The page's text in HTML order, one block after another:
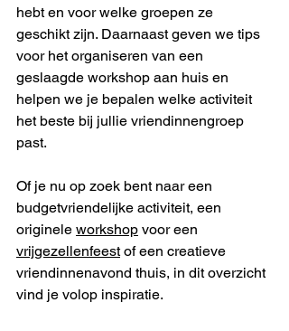
hebt en voor welke groepen ze
geschikt zijn. Daarnaast geven we tips
voor het organiseren van een
geslaagde workshop aan huis en
helpen we je bepalen welke activiteit
het beste bij jullie vriendinnengroep
past.
Of je nu op zoek bent naar een
budgetvriendelijke activiteit, een
originele workshop voor een
vrijgezellenfeest of een creatieve
vriendinnenavond thuis, in dit overzicht
vind je volop inspiratie.